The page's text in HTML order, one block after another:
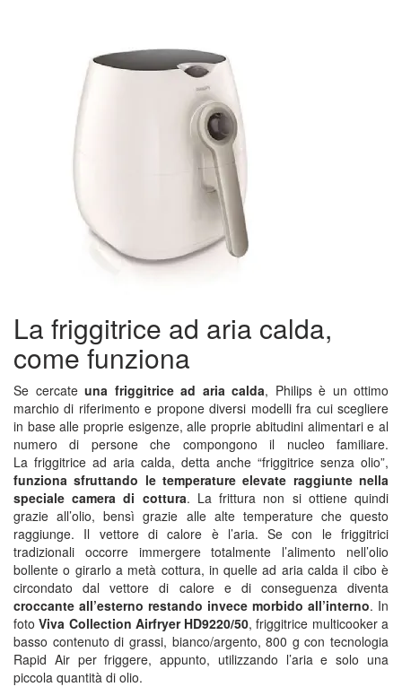
La friggitrice ad aria calda,
come funziona
Se cercate una friggitrice ad aria calda, Philips è un ottimo
marchio di riferimento e propone diversi modelli fra cui scegliere
in base alle proprie esigenze, alle proprie abitudini alimentari e al
numero di persone che compongono il nucleo familiare.
La friggitrice ad aria calda, detta anche “friggitrice senza olio”,
funziona sfruttando le temperature elevate raggiunte nella
speciale camera di cottura. La frittura non si ottiene quindi
grazie all’olio, bensì grazie alle alte temperature che questo
raggiunge. Il vettore di calore è l’aria. Se con le friggitrici
tradizionali occorre immergere totalmente l’alimento nell’olio
bollente o girarlo a metà cottura, in quelle ad aria calda il cibo è
circondato dal vettore di calore e di conseguenza diventa
croccante all’esterno restando invece morbido all’interno. In
fotoViva Collection Airfryer HD9220/50, friggitrice multicooker a
basso contenuto di grassi, bianco/argento, 800 g con tecnologia
Rapid Air per friggere, appunto, utilizzando l’aria e solo una
piccola quantità di olio.